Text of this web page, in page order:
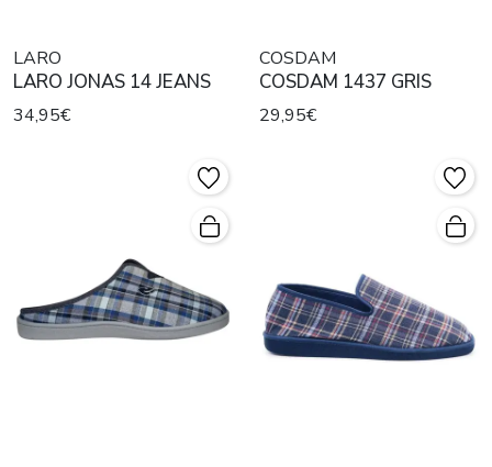
LARO
LARO JONAS 14 JEANS
34,95€
COSDAM
COSDAM 1437 GRIS
29,95€